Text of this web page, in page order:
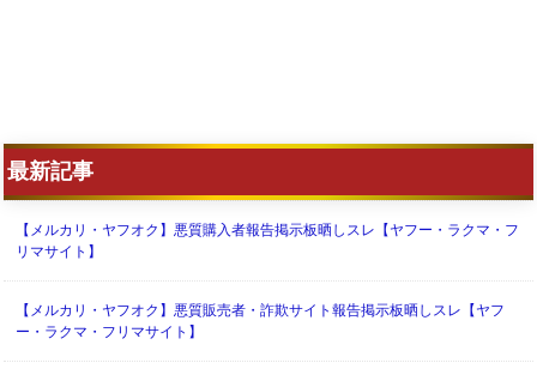
最新記事
【メルカリ・ヤフオク】悪質購入者報告掲示板晒しスレ【ヤフー・ラクマ・フ
リマサイト】
【メルカリ・ヤフオク】悪質販売者・詐欺サイト報告掲示板晒しスレ【ヤフ
ー・ラクマ・フリマサイト】